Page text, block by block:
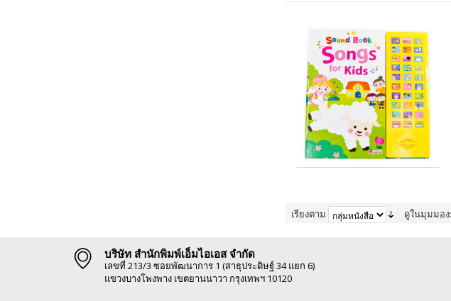
เรียงตาม ดูในมุมมอง:
บริษัท สำนักพิมพ์เอ็มไอเอส จำกัด
เลขที่ 213/3 ซอยพัฒนาการ 1 (สาธุประดิษฐ์ 34 แยก 6)
แขวงบางโพงพาง เขตยานนาวา กรุงเทพฯ 10120